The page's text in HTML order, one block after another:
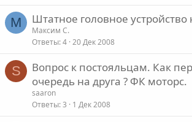
М Штатное головное
Максим С.
Ответы 4 20 Дек 2008
S
Вопрос к постояльцам. Как
очередь на друга ? ФК моторс.
saaron
Ответы 3 1 Дек 2008